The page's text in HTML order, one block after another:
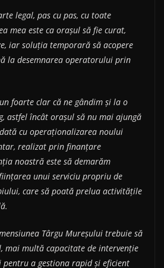
legal, pas cu pas, cu toate
mea este ca orașul să fie curat,
iar soluția temporară să acopere
la desemnarea operatorului prin
foarte clar că ne gândim și la o
astfel încât orașul să nu mai ajungă
cu operaționalizarea noului
realizat prin finanțare
noastră este să demarăm
unui serviciu propriu de
care să poată prelua activitățile
Târgu Mureșului trebuie să
mai multă capacitate de intervenție
a gestiona rapid și eficient